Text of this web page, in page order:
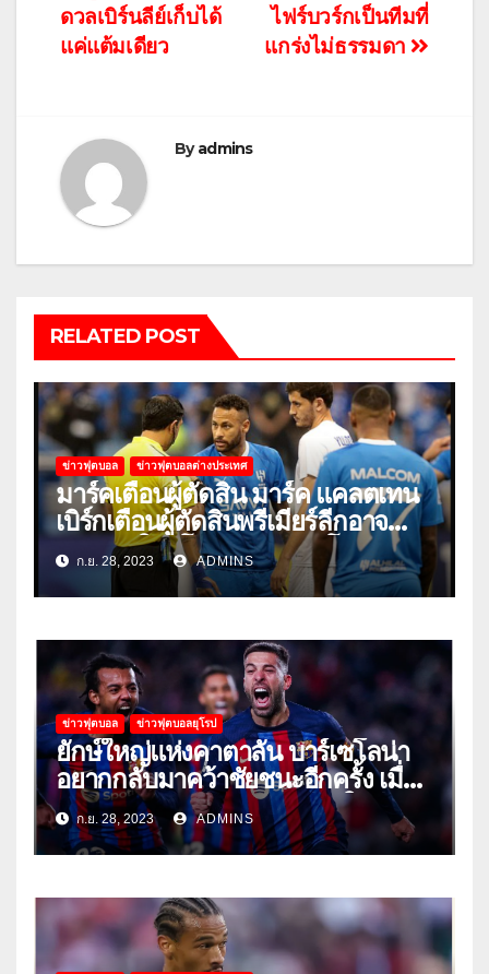
เรื่อง
ไฟร์บวร์กเป็นทีมที่
แกร่งไม่ธรรมดา
ดวลเบิร์นลีย์เก็บได้
แค่แต้มเดียว
Byadmins
RELATED POST
ข่าวฟุตบอล ข่าวฟุตบอลต่างประเทศ
มาร์คเตือนผู้ตัดสิน มาร์ค แคลตเทน
เบิร์กเตือนผู้ตัดสินพรีเมียร์ลีกอาจ
‘ยอมแพ้ในยูโรหรือฟุตบอลโลก’
ก.ย. 28, 2023 ADMINS
ข่าวฟุตบอล ข่าวฟุตบอลยุโรป
ยักษ์ใหญ่แห่งคาตาลัน บาร์เซโลน่า
อยากกลับมาคว้าชัยชนะอีกครั้ง เมื่อ
พวกเขาเปิดบ้านรับมือเซบีย่าในลีก
ก.ย. 28, 2023 ADMINS